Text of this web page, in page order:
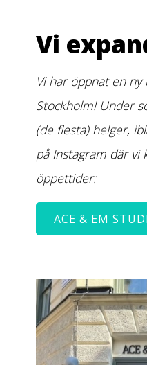
Vi
Vi har öppnat en
Stockholm! Under
(de flesta) helger,
på Instagram där
öppettider:
ACE & EM